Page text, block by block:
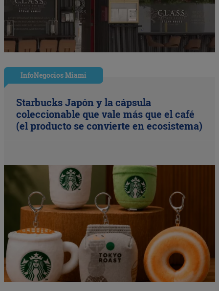
InfoNegocios Miami
Starbucks Japón y la cápsula
coleccionable que vale más que el café
(el producto se convierte en ecosistema)